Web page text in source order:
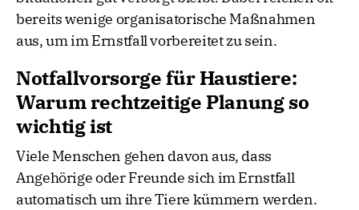
bereits wenige organisatorische Maßnahmen
aus, um im Ernstfall vorbereitet zu sein.
Notfallvorsorge für Haustiere:
Warum rechtzeitige Planung so
wichtig ist
Viele Menschen gehen davon aus, dass
Angehörige oder Freunde sich im Ernstfall
automatisch um ihre Tiere kümmern werden.